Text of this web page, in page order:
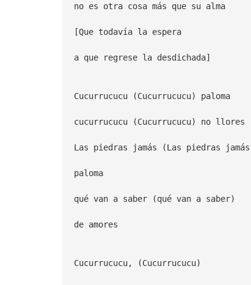
no es otra cosa más que su alma
[Que todavía la espera
a que regrese la desdichada]
Cucurrucucu (Cucurrucucu) paloma
cucurrucucu (Cucurrucucu) no llores
Las piedras jamás (Las piedras
paloma
qué van a saber (qué van a saber)
de amores
Cucurrucucu, (Cucurrucucu)